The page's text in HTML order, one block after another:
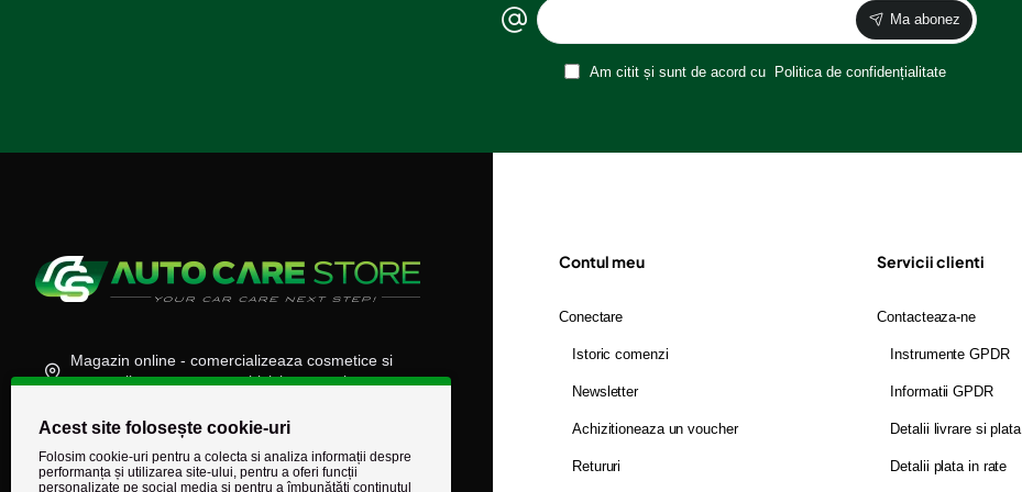
Ma abonez
Am citit și sunt de acord cu Politica de confidențialitate
Magazin online - comercializeaza cosmetice si
accesorii auto, moto, atv, biciclete, camioane
(+40) 745 848 890
comenzi@autocarestore.ro
Contul meu
Conectare
Istoric comenzi
Newsletter
Achizitioneaza un voucher
Retururi
Servicii clienti
Contacteaza-ne
Instrumente GPDR
Informatii GPDR
Detalii livrare si plata
Detalii plata in rate
Acest site folosește cookie-uri
Folosim cookie-uri pentru a colecta si analiza informații despre
performanța și utilizarea site-ului, pentru a oferi funcții
personalizate pe social media și pentru a îmbunătăți conținutul